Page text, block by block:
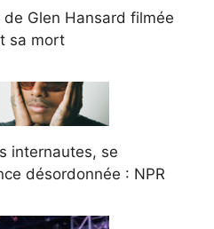
Glen Hansard filmée
sa mort
internautes, se
désordonnée : NPR